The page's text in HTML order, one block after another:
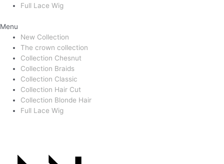
Full Lace Wig
Menu
New Collection
The crown collection
Collection Chesnut
Collection Braids
Collection Classic
Collection Hair Cut
Collection Blonde Hair
Full Lace Wig